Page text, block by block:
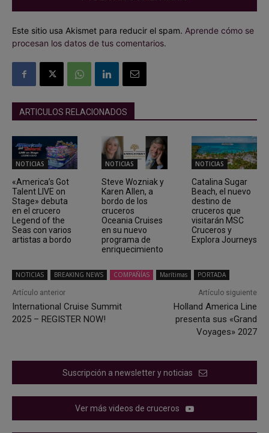
Este sitio usa Akismet para reducir el spam. Aprende cómo se
procesan los datos de tus comentarios.
ARTICULOS RELACIONADOS
NOTICIAS
«America’s Got
Talent LIVE on
Stage» debuta
en el crucero
Legend of the
Seas con varios
artistas a bordo
NOTICIAS
Steve Wozniak y
Karen Allen, a
bordo de los
cruceros
Oceania Cruises
en su nuevo
programa de
enriquecimiento
NOTICIAS
Catalina Sugar
Beach, el nuevo
destino de
cruceros que
visitarán MSC
Cruceros y
Explora Journeys
NOTICIAS BREAKING NEWS COMPAÑÍAS Marítimas PORTADA
Artículo anterior
International Cruise Summit
2025 – REGISTER NOW!
Artículo siguiente
Holland America Line
presenta sus «Grand
Voyages» 2027
Suscripción a newsletter y noticias
Ver más videos de cruceros